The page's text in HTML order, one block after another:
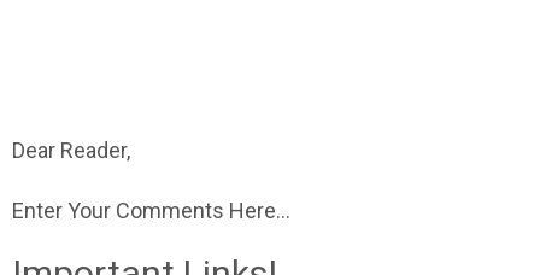
Dear Reader,
Enter Your Comments Here...